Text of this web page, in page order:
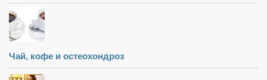
Чай, кофе и остеохондроз